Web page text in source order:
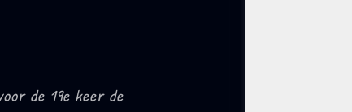
de 19e keer de